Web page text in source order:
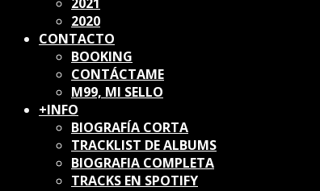
2021
2020
CONTACTO
BOOKING
CONTÁCTAME
M99, MI SELLO
+INFO
BIOGRAFÍA CORTA
TRACKLIST DE ALBUMS
BIOGRAFIA COMPLETA
TRACKS EN SPOTIFY